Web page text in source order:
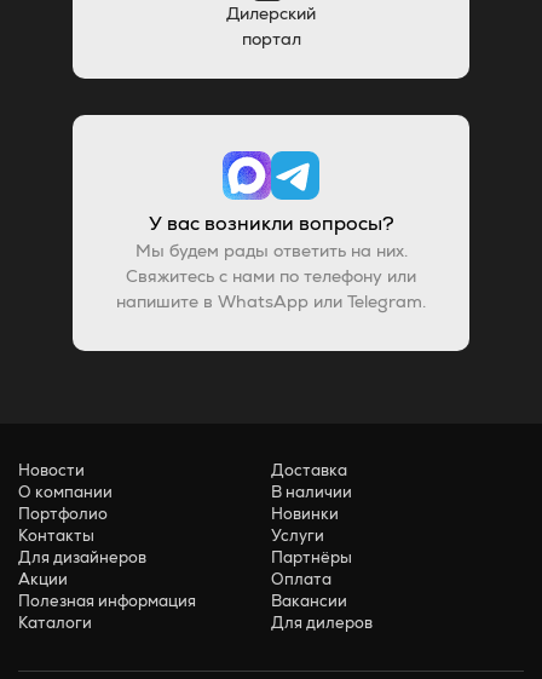
Дилерский
портал
У вас возникли вопросы?
Мы будем рады ответить на них.
Свяжитесь с нами по телефону или
напишите в WhatsApp или Telegram.
Новости
О компании
Портфолио
Контакты
Для дизайнеров
Акции
Полезная информация
Каталоги
Доставка
В наличии
Новинки
Услуги
Партнёры
Оплата
Вакансии
Для дилеров